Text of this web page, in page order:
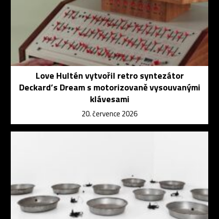
Love Hultén vytvořil retro syntezátor
Deckard’s Dream s motorizovaně vysouvanými
klávesami
20. července 2026